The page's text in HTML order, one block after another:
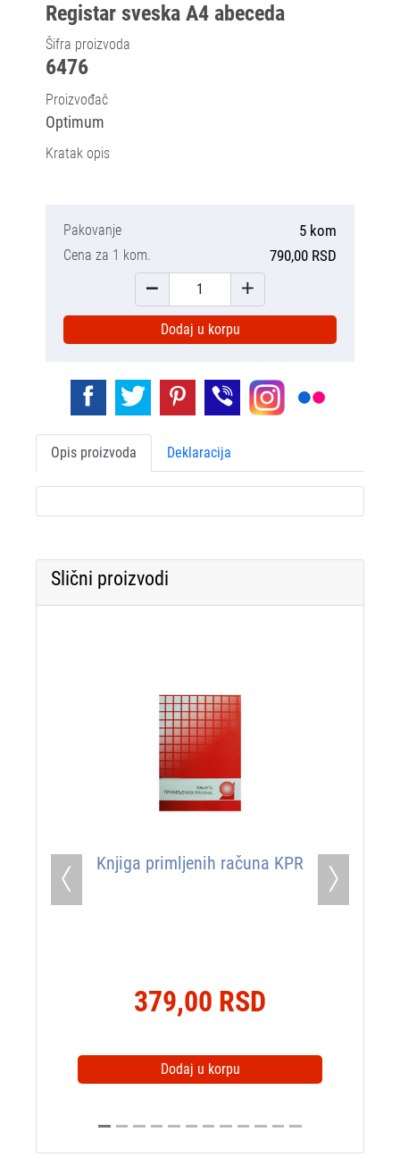
Registar sveska A4 abeceda
Šifra proizvoda
6476
Proizvođač
Optimum
Kratak opis
Pakovanje 5 kom
Cena za 1 kom. 790,00 RSD
Dodaj u korpu
Opis proizvoda Deklaracija
Slični proizvodi
Knjiga primljenih računa KPR
379,00 RSD
Dodaj u korpu
Previous Next